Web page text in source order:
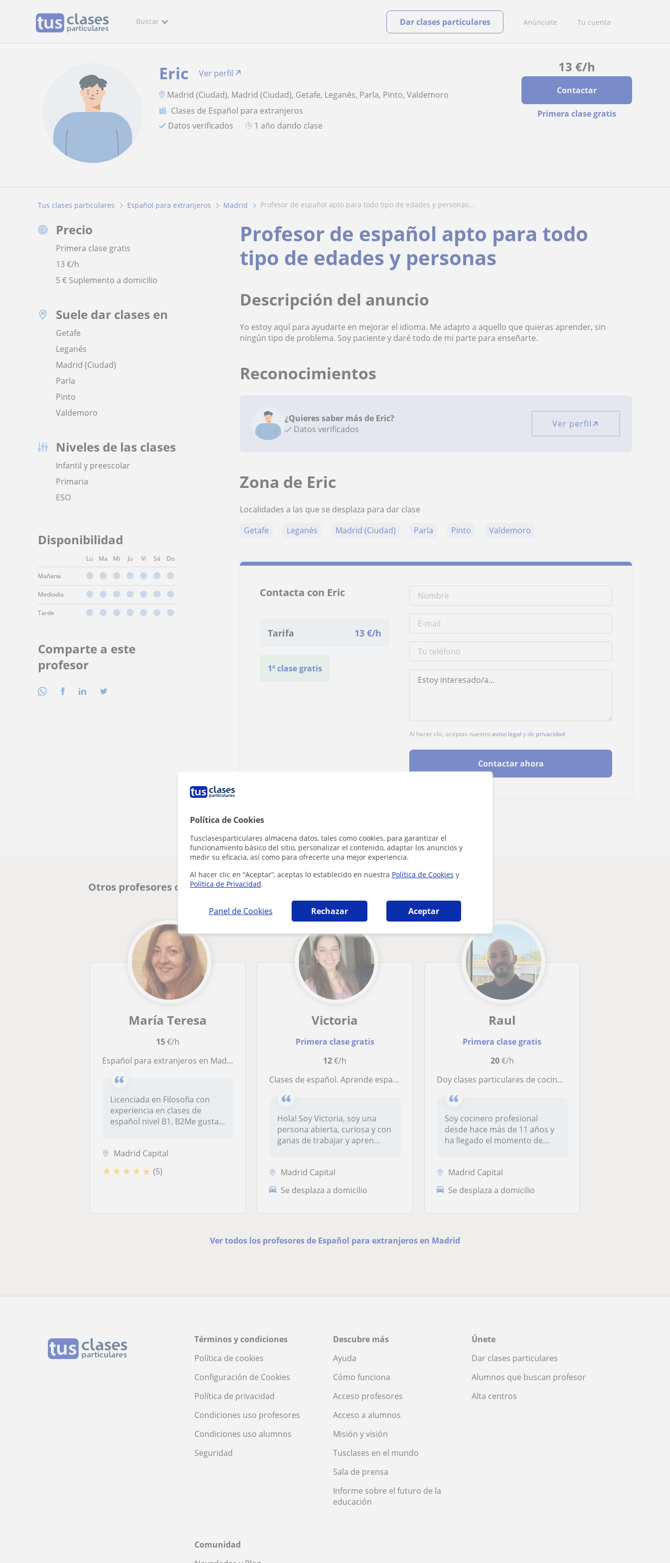
Política de Cookies
Tusclasesparticulares almacena datos, tales como cookies, para garantizar el
funcionamiento básico del sitio, personalizar el contenido, adaptar los anuncios y
medir su eficacia, así como para ofrecerte una mejor experiencia.
Al hacer clic en “Aceptar”, aceptas lo establecido en nuestra Política de Cookies y
Política de Privacidad.
Panel de Cookies Rechazar Aceptar
Buscar Anúnciate Tu cuenta
Dar clases particulares
13 €/h
Contactar
Primera clase gratis
Eric
Ver perfil
Madrid (Ciudad), Madrid (Ciudad), Getafe, Leganés, Parla, Pinto, Valdemoro
Clases de Español para extranjeros
Datos verificados
1 año dando clase
Tus clases particulares Español para extranjeros Madrid profesor de español apto para todo tipo de edades y personas...
Precio
Primera clase gratis
13 €/h
5 € Suplemento a domicilio
Suele dar clases en
Getafe
Leganés
Madrid (Ciudad)
Parla
Pinto
Valdemoro
Niveles de las clases
Infantil y preescolar
Primaria
ESO
Disponibilidad
Lu Ma Mi Ju Vi Sá Do
Mañana
Mediodía
Tarde
Comparte a este
profesor
Profesor de español apto para todo
tipo de edades y personas
Descripción del anuncio
Yo estoy aquí para ayudarte en mejorar el idioma. Me adapto a aquello que quieras aprender, sin
ningún tipo de problema. Soy paciente y daré todo de mi parte para enseñarte.
Reconocimientos
¿Quieres saber más de Eric?
Datos verificados
Ver perfil
Zona de Eric
Localidades a las que se desplaza para dar clase
Getafe
Leganés Madrid (Ciudad) Parla Pinto Valdemoro
Contacta con Eric
Tarifa 13 €/h
1ª clase gratis
Al hacer clic, aceptas nuestroaviso legal y de privacidad
Contactar ahora
¿Hay algún error en este perfil?
Otros profesores de Español para extranjeros en Madrid que pueden interesarte
María Teresa
15€/h
Español para extranjeros en Madrid
Licenciada en Filosofia con
experiencia en clases de
español nivel B1, B2Me gusta
Madrid Capital
★ ★ ★ ★ ★ (5)
Victoria
Primera clase gratis
12€/h
Clases de español. Aprende español no solo académico sino también coloquial para ser capaz de mantener cualquier conversación
Hola! Soy Victoria, soy una
persona abierta, curiosa y con
ganas de trabajar y apren...
Madrid Capital
Se desplaza a domicilio
Raul
Primera clase gratis
20€/h
Doy clases particulares de cocina mezclando ingles y español
Soy cocinero profesional
desde hace más de 11 años y
ha llegado el momento de
Madrid Capital
Se desplaza a domicilio
Ver todos los profesores de Español para extranjeros en Madrid
Términos y condiciones
Política de cookies
Configuración de Cookies
Política de privacidad
Condiciones uso profesores
Condiciones uso alumnos
Seguridad
Descubre más
Ayuda
Cómo funciona
Acceso profesores
Acceso a alumnos
Misión y visión
Tusclases en el mundo
Sala de prensa
Informe sobre el futuro de la
educación
Únete
Dar clases particulares
Alumnos que buscan profesor
Alta centros
Comunidad